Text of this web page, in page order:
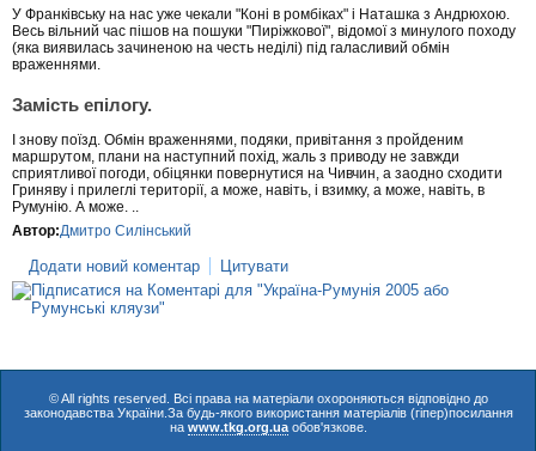
У Франківську на нас уже чекали "Коні в ромбіках" і Наташка з Андрюхою.
Весь вільний час пішов на пошуки "Пиріжкової", відомої з минулого походу
(яка виявилась зачиненою на честь неділі) під галасливий обмін
враженнями.
Замість епілогу.
І знову поїзд. Обмін враженнями, подяки, привітання з пройденим
маршрутом, плани на наступний похід, жаль з приводу не завжди
сприятливої погоди, обіцянки повернутися на Чивчин, а заодно сходити
Гриняву і прилеглі території, а може, навіть, і взимку, а може, навіть, в
Румунію. А може. ..
Автор:Дмитро Силінський
Додати новий коментар Цитувати
© All rights reserved. Всі права на матеріали охороняються відповідно до
законодавства України.За будь-якого використання матеріалів (гіпер)посилання
на www.tkg.org.uaобов'язкове.